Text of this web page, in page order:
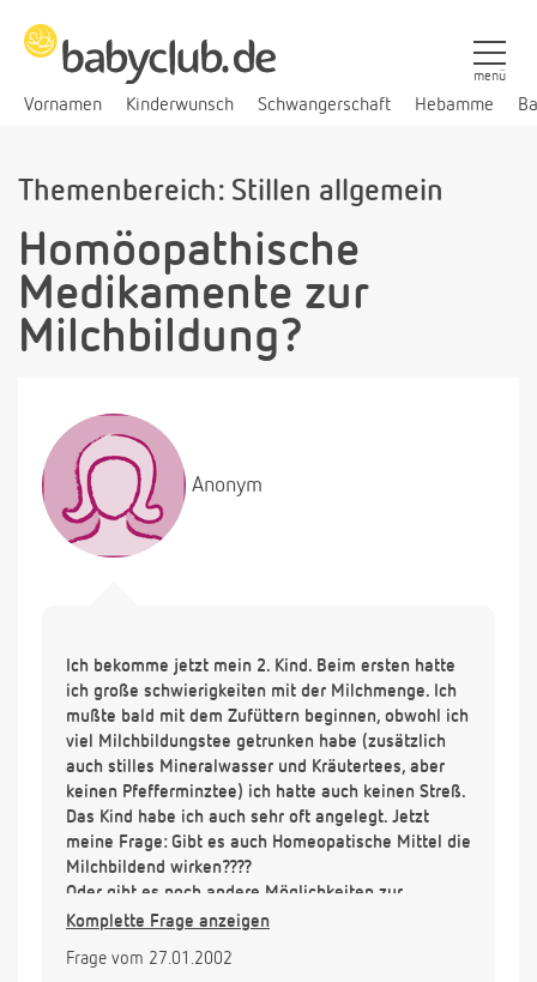
Vornamen Kinderwunsch Schwangerschaft Hebamme
menü
Themenbereich: Stillen allgemein
Homöopathische
Medikamente zur
Milchbildung?
Anonym
Ich bekomme jetzt mein 2. Kind. Beim ersten hatte
ich große schwierigkeiten mit der Milchmenge. Ich
mußte bald mit dem Zufüttern beginnen, obwohl ich
viel Milchbildungstee getrunken habe (zusätzlich
auch stilles Mineralwasser und Kräutertees, aber
keinen Pfefferminztee) ich hatte auch keinen Streß.
Das Kind habe ich auch sehr oft angelegt. Jetzt
meine Frage: Gibt es auch Homeopatische Mittel die
Milchbildend wirken????
Oder gibt es noch andere Möglichkeiten zur
Milchsteigerung??
Komplette Frage anzeigen
Frage vom 27.01.2002